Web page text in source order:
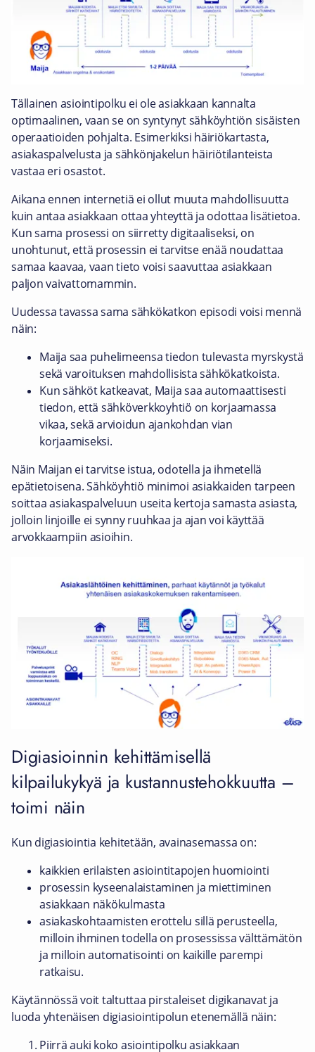
Tällainen asiointipolku ei ole asiakkaan kannalta
optimaalinen, vaan se on syntynyt sähköyhtiön sisäisten
operaatioiden pohjalta. Esimerkiksi häiriökartasta,
asiakaspalvelusta ja sähkönjakelun häiriötilanteista
vastaa eri osastot.
Aikana ennen internetiä ei ollut muuta mahdollisuutta
kuin antaa asiakkaan ottaa yhteyttä ja odottaa lisätietoa.
Kun sama prosessi on siirretty digitaaliseksi, on
unohtunut, että prosessin ei tarvitse enää noudattaa
samaa kaavaa, vaan tieto voisi saavuttaa asiakkaan
paljon vaivattomammin.
Uudessa tavassa sama sähkökatkon episodi voisi mennä
näin:
Maija saa puhelimeensa tiedon tulevasta myrskystä
sekä varoituksen mahdollisista sähkökatkoista.
Kun sähköt katkeavat, Maija saa automaattisesti
tiedon, että sähköverkkoyhtiö on korjaamassa
vikaa, sekä arvioidun ajankohdan vian
korjaamiseksi.
Näin Maijan ei tarvitse istua, odotella ja ihmetellä
epätietoisena. Sähköyhtiö minimoi asiakkaiden tarpeen
soittaa asiakaspalveluun useita kertoja samasta asiasta,
jolloin linjoille ei synny ruuhkaa ja ajan voi käyttää
arvokkaampiin asioihin.
Digiasioinnin kehittämisellä
kilpailukykyä ja kustannustehokkuutta –
toimi näin
Kun digiasiointia kehitetään, avainasemassa on:
kaikkien erilaisten asiointitapojen huomiointi
prosessin kyseenalaistaminen ja miettiminen
asiakkaan näkökulmasta
asiakaskohtaamisten erottelu sillä perusteella,
milloin ihminen todella on prosessissa välttämätön
ja milloin automatisointi on kaikille parempi
ratkaisu.
Käytännössä voit taltuttaa pirstaleiset digikanavat ja
luoda yhtenäisen digiasiointipolun etenemällä näin:
Piirrä auki koko asiointipolku asiakkaan